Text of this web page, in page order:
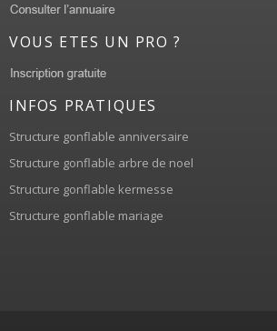
VOUS ETES UN PRO ?
INFOS PRATIQUES
Structure gonflable anniversaire
Structure gonflable arbre de noel
Structure gonflable kermesse
Structure gonflable mariage